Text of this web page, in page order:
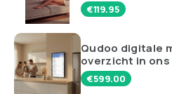
€119.95
Qudoo digitale
overzicht in
€599.00